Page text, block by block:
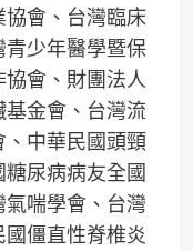
會、台灣臨床
少年醫學暨保
會、財團法人
金會、台灣流
中華民國頭頸
尿病病友全國
喘學會、台灣
僵直性脊椎炎